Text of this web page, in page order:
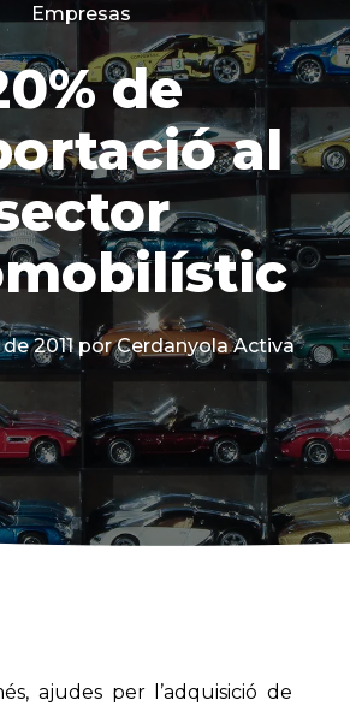
Categories
Empresas
de
al
2011 por Cerdanyola Activa
ajudes per l’adquisició de